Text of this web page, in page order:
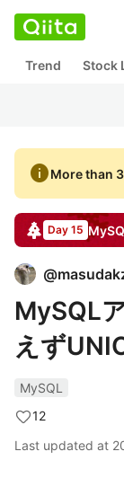
Trend Stock
infoMore than
Day 15
@
MySQL
えず
MySQL
12
Last updated at